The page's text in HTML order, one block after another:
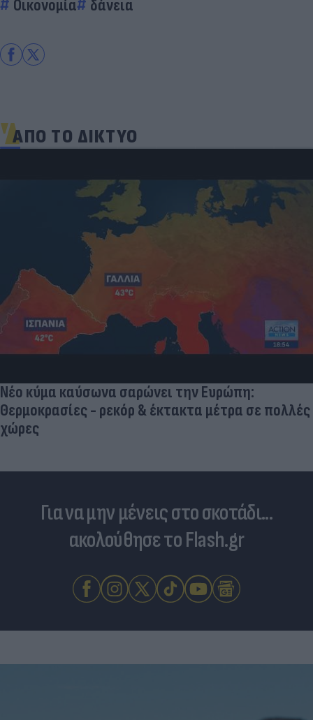
Οικονομία δάνεια
ΑΠΟ ΤΟ ΔΙΚΤΥΟ
Νέο κύμα καύσωνα σαρώνει την Ευρώπη:
Θερμοκρασίες - ρεκόρ & έκτακτα μέτρα σε πολλές
χώρες
Για να μην μένεις στο σκοτάδι...
ακολούθησε το Flash.gr